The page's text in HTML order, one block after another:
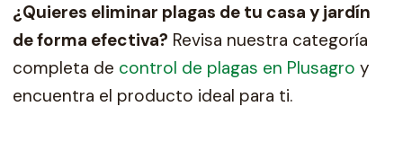
¿Quieres eliminar plagas de tu casa y jardín
de forma efectiva? Revisa nuestra categoría
completa de control de plagas en Plusagro y
encuentra el producto ideal para ti.